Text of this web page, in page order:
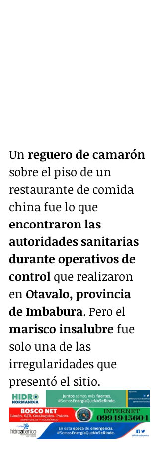
Un reguero de camarón
sobre el piso de un
restaurante de comida
china fue lo que
encontraron las
autoridades sanitarias
durante operativos de
control que realizaron
en Otavalo, provincia
de Imbabura. Pero el
marisco insalubre fue
solo una de las
irregularidades que
presentó el sitio.